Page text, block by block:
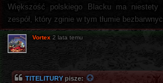
Większość polskiego Blacku ma
zespół, który zginie w tym tłumie
Vortex 2 lata temu
TITELITURY pisze: